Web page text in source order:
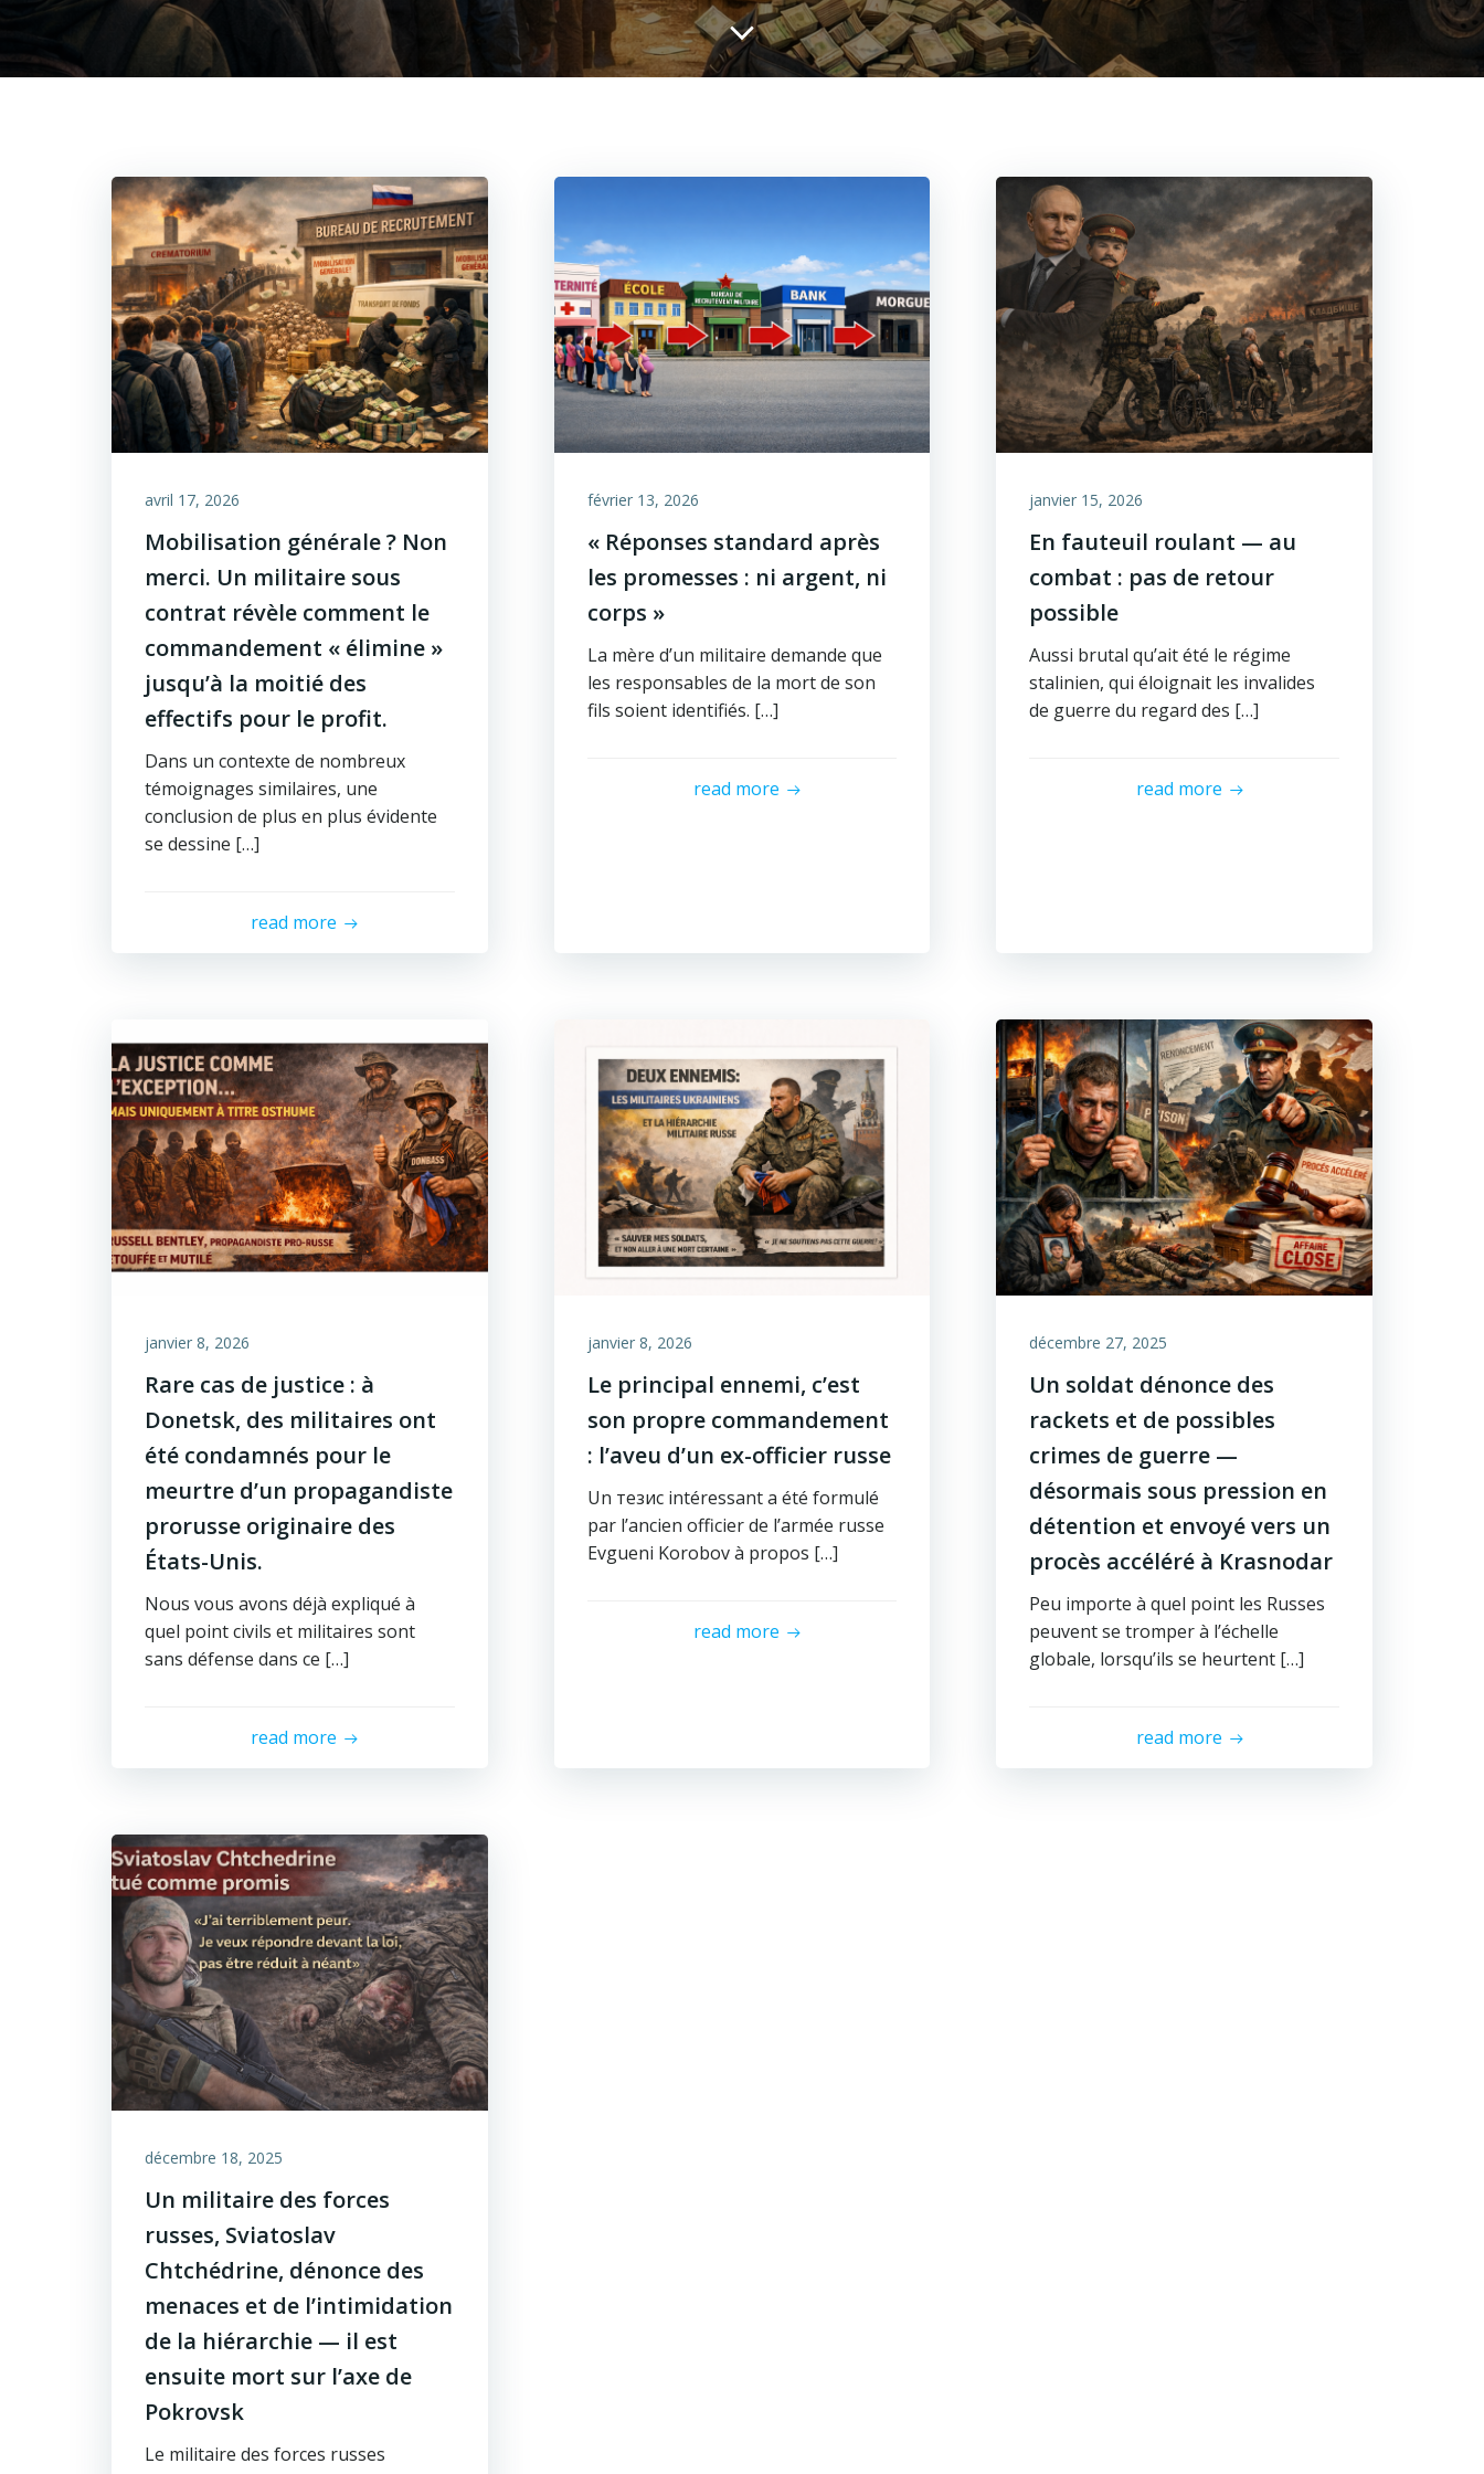
avril 17, 2026
Mobilisation générale ? Non
merci. Un militaire sous
contrat révèle comment le
commandement « élimine »
jusqu’à la moitié des
effectifs pour le profit.
Dans un contexte de nombreux
témoignages similaires, une
conclusion de plus en plus évidente
se dessine […]
read more
février 13, 2026
« Réponses standard après
les promesses : ni argent, ni
corps »
La mère d’un militaire demande que
les responsables de la mort de son
fils soient identifiés. […]
read more
janvier 15, 2026
En fauteuil roulant — au
combat : pas de retour
possible
Aussi brutal qu’ait été le régime
stalinien, qui éloignait les invalides
de guerre du regard des […]
read more
janvier 8, 2026
Rare cas de justice : à
Donetsk, des militaires ont
été condamnés pour le
meurtre d’un propagandiste
prorusse originaire des
États-Unis.
Nous vous avons déjà expliqué à
quel point civils et militaires sont
sans défense dans ce […]
read more
janvier 8, 2026
Le principal ennemi, c’est
son propre commandement
: l’aveu d’un ex-officier russe
Un тезис intéressant a été formulé
par l’ancien officier de l’armée russe
Evgueni Korobov à propos […]
read more
décembre 27, 2025
Un soldat dénonce des
rackets et de possibles
crimes de guerre —
désormais sous pression en
détention et envoyé vers un
procès accéléré à Krasnodar
Peu importe à quel point les Russes
peuvent se tromper à l’échelle
globale, lorsqu’ils se heurtent […]
read more
décembre 18, 2025
Un militaire des forces
russes, Sviatoslav
Chtchédrine, dénonce des
menaces et de l’intimidation
de la hiérarchie — il est
ensuite mort sur l’axe de
Pokrovsk
Le militaire des forces russes